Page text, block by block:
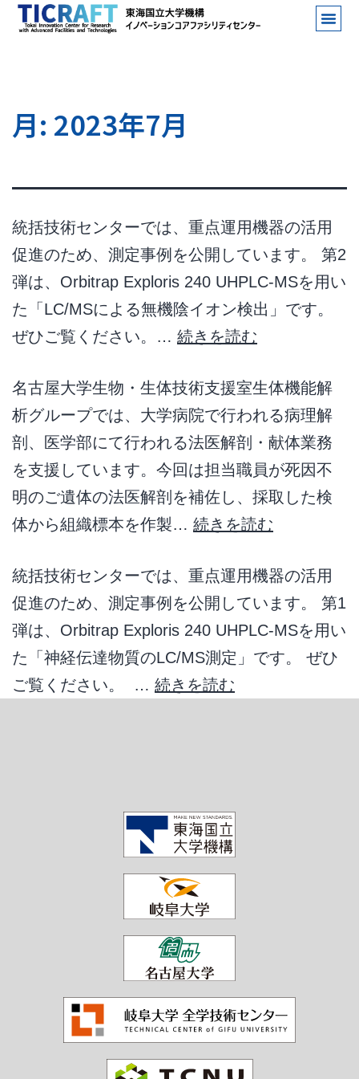
月: 2023年7月
統括技術センターでは、重点運用機器の活用
促進のため、測定事例を公開しています。 第2
弾は、Orbitrap Exploris 240 UHPLC-MSを用い
た「LC/MSによる無機陰イオン検出」です。
ぜひご覧ください。… 続きを読む
名古屋大学生物・生体技術支援室生体機能解
析グループでは、大学病院で行われる病理解
剖、医学部にて行われる法医解剖・献体業務
を支援しています。今回は担当職員が死因不
明のご遺体の法医解剖を補佐し、採取した検
体から組織標本を作製… 続きを読む
統括技術センターでは、重点運用機器の活用
促進のため、測定事例を公開しています。 第1
弾は、Orbitrap Exploris 240 UHPLC-MSを用い
た「神経伝達物質のLC/MS測定」です。 ぜひ
ご覧ください。 … 続きを読む